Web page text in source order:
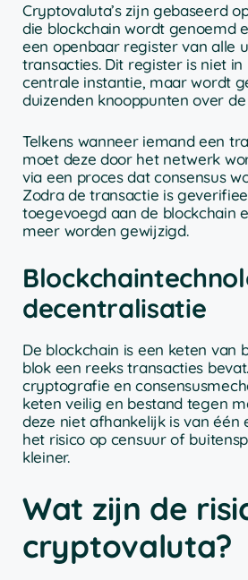
Cryptovaluta’s zijn gebaseerd
die blockchain wordt genoemd
een openbaar register van alle
transacties. Dit register is niet
centrale instantie, maar wordt
duizenden knooppunten over
Telkens wanneer iemand een
moet deze door het netwerk
via een proces dat consensus
Zodra de transactie is
toegevoegd aan de blockchain
meer worden gewijzigd.
decentralisatie
De blockchain is een keten van
blok een reeks transacties
cryptografie en
keten veilig en bestand tegen
deze niet afhankelijk is van één
het risico op censuur of
kleiner.
Wat zijn de
cryptovaluta?